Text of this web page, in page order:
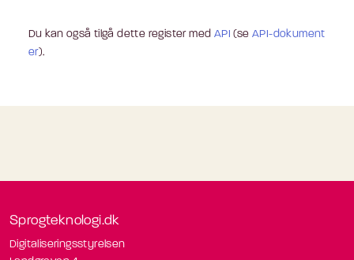
Du kan også tilgå dette register med API (seAPI-dokument
er).
Sprogteknologi.dk
Digitaliseringsstyrelsen